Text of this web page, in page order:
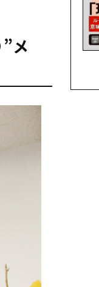
メ